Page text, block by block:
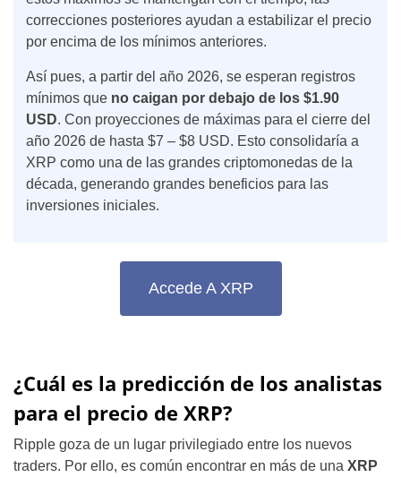
correcciones posteriores ayudan a estabilizar el precio
por encima de los mínimos anteriores.
Así pues, a partir del año 2026, se esperan registros
mínimos que no caigan por debajo de los $1.90
USD. Con proyecciones de máximas para el cierre del
año 2026 de hasta $7 – $8 USD. Esto consolidaría a
XRP como una de las grandes criptomonedas de la
década, generando grandes beneficios para las
inversiones iniciales.
Accede A XRP
¿Cuál es la predicción de los analistas
para el precio de XRP?
Ripple goza de un lugar privilegiado entre los nuevos
traders. Por ello, es común encontrar en más de una XRP